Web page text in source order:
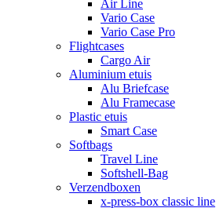
Air Line
Vario Case
Vario Case Pro
Flightcases
Cargo Air
Aluminium etuis
Alu Briefcase
Alu Framecase
Plastic etuis
Smart Case
Softbags
Travel Line
Softshell-Bag
Verzendboxen
x-press-box classic line